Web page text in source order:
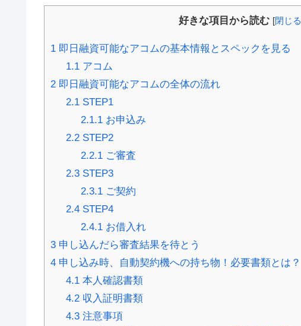
好きな項目から読む [閉じる
1 即日融資可能なアコムの基本情報とスペックを見る
1.1アコム
2 即日融資可能なアコムの全体の流れ
2.1STEP1
2.1.1 お申込み
2.2STEP2
2.2.1 ご審査
2.3STEP3
2.3.1 ご契約
2.4STEP4
2.4.1 お借入れ
3 申し込んだら審査結果を待とう
4 申し込み時、自動契約機への持ち物！必要書類とは？
4.1本人確認書類
4.2収入証明書類
4.3注意事項